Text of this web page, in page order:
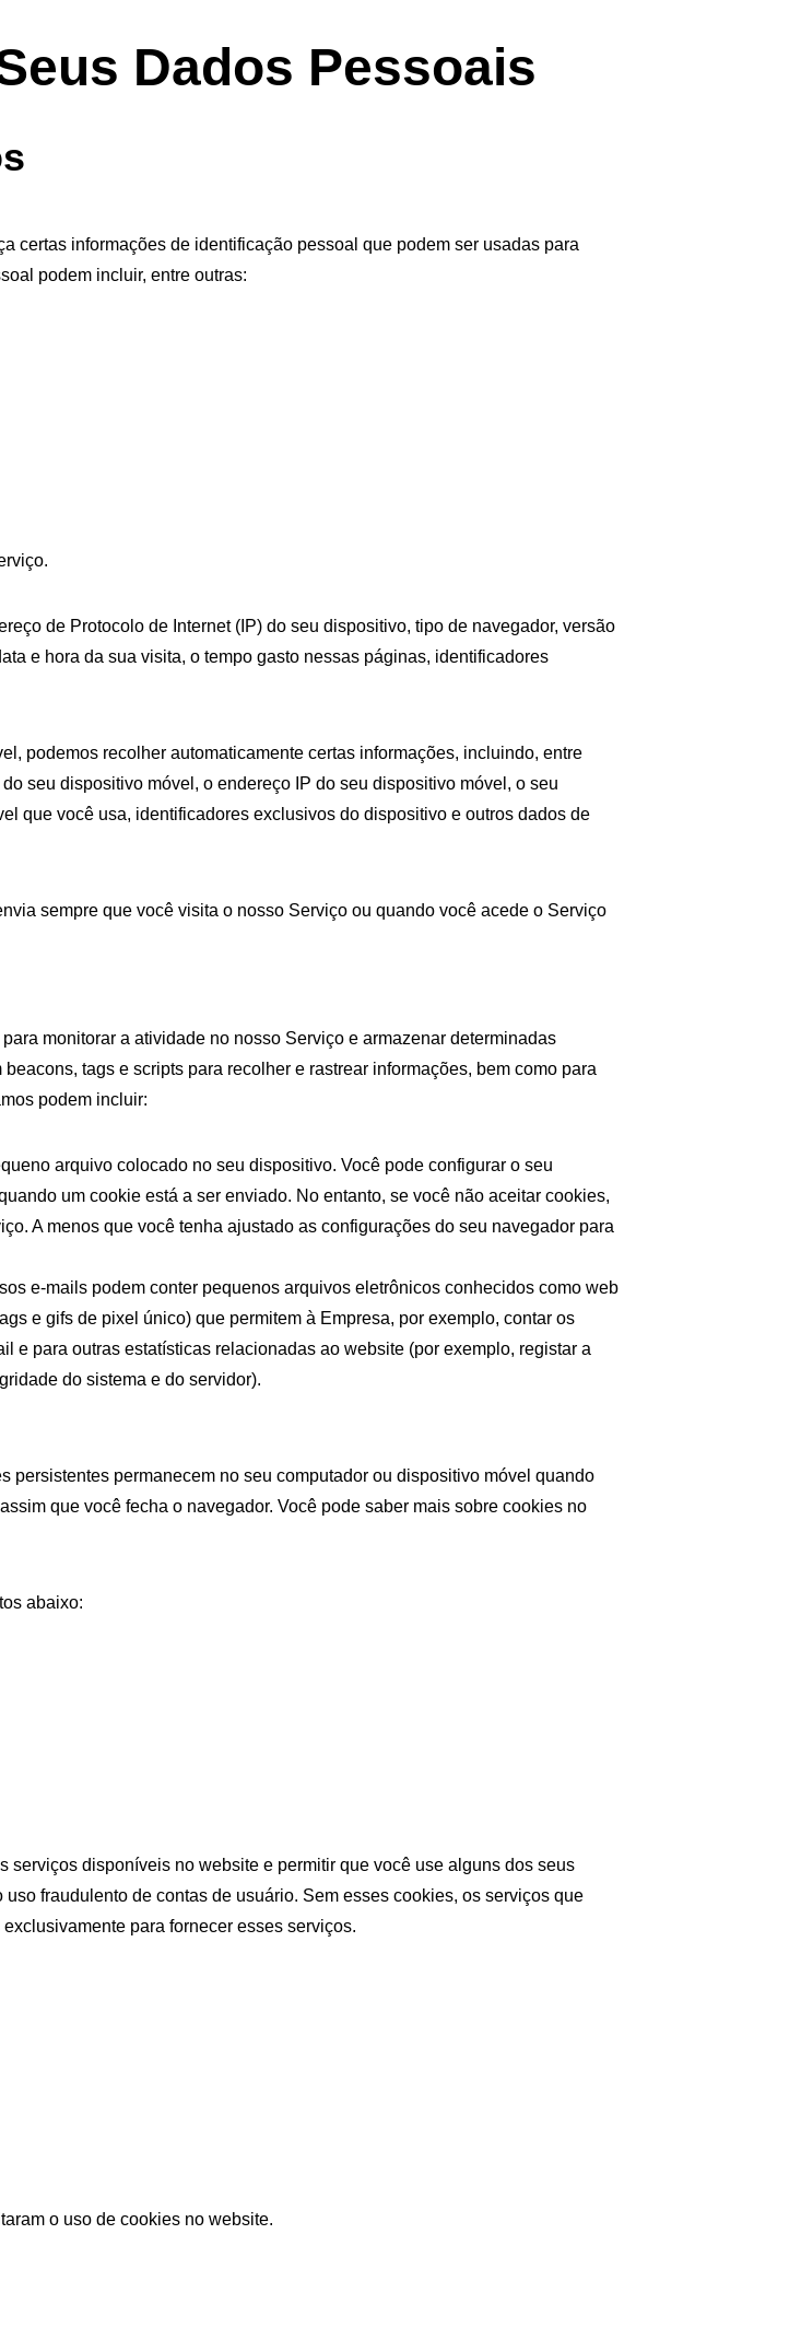
Dados Pessoais
certas informações de identificação pessoal que podem ser usadas para
podem incluir, entre outras:
de Protocolo de Internet (IP) do seu dispositivo, tipo de navegador, versão
e hora da sua visita, o tempo gasto nessas páginas, identificadores
podemos recolher automaticamente certas informações, incluindo, entre
seu dispositivo móvel, o endereço IP do seu dispositivo móvel, o seu
que você usa, identificadores exclusivos do dispositivo e outros dados de
sempre que você visita o nosso Serviço ou quando você acede o Serviço
monitorar a atividade no nosso Serviço e armazenar determinadas
tags e scripts para recolher e rastrear informações, bem como para
podem incluir:
arquivo colocado no seu dispositivo. Você pode configurar o seu
um cookie está a ser enviado. No entanto, se você não aceitar cookies,
A menos que você tenha ajustado as configurações do seu navegador para
e-mails podem conter pequenos arquivos eletrônicos conhecidos como web
e gifs de pixel único) que permitem à Empresa, por exemplo, contar os
e para outras estatísticas relacionadas ao website (por exemplo, registar a
do sistema e do servidor).
persistentes permanecem no seu computador ou dispositivo móvel quando
que você fecha o navegador. Você pode saber mais sobre cookies no
abaixo:
serviços disponíveis no website e permitir que você use alguns dos seus
fraudulento de contas de usuário. Sem esses cookies, os serviços que
para fornecer esses serviços.
o uso de cookies no website.